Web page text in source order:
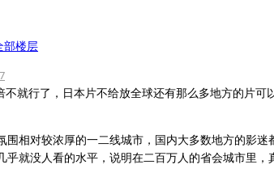
部楼层
就行了，日本片不给放全球还有那么多地方的片可
围相对较浓厚的一二线城市，国内大多数地方的影
就没人看的水平，说明在二百万人的省会城市里，